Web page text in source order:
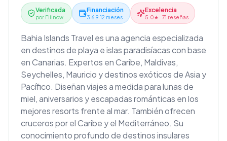
Verificada
por Fliinow
Financiación
3·6·9·12 meses
Excelencia
5.0★ · 71 reseñas
Bahia Islands Travel es una agencia especializada
en destinos de playa e islas paradisíacas con base
en Canarias. Expertos en Caribe, Maldivas,
Seychelles, Mauricio y destinos exóticos de Asia y
Pacífico. Diseñan viajes a medida para lunas de
miel, aniversarios y escapadas románticas en los
mejores resorts frente al mar. También ofrecen
cruceros por el Caribe y el Mediterráneo. Su
conocimiento profundo de destinos insulares